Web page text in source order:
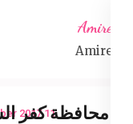
content
Amireta
Amireta
11 October 2017
محافظة كفر